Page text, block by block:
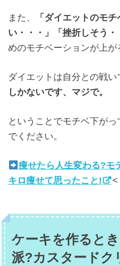
また、
「ダイエットのモ
い・・・」「挫折しそう・
めのモチベーションが上が
ダイエットは自分との戦い
しかないです、マジで。
ということでモチベ下が
でください。
痩せたら人生変わる?モ
キロ痩せて思ったこと!
<
ケーキを作ると
派?カスタードク